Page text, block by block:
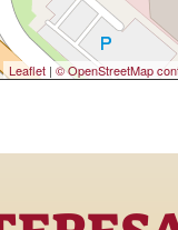
Leaflet | © OpenStreetMap